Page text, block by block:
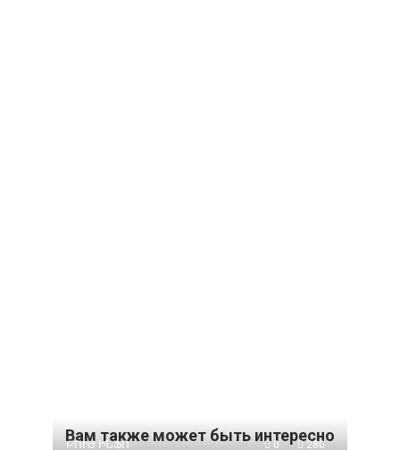
Вам также может быть интересно
ԲՈՒԺ ԻՆՖՈ 0 280